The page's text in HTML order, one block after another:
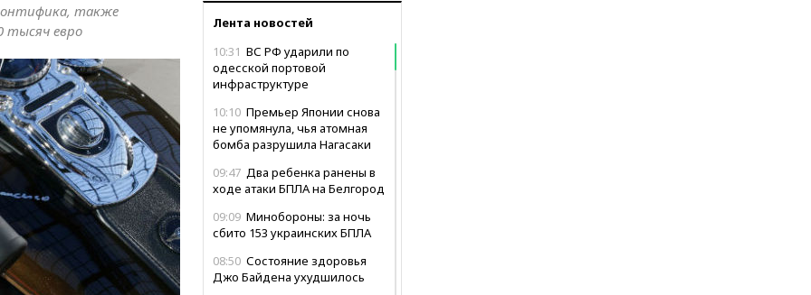
Лента новостей
10:31 ВС РФ ударили по
одесской портовой
инфраструктуре
10:10 Премьер Японии снова
не упомянула, чья атомная
бомба разрушила Нагасаки
09:47 Два ребенка ранены в
ходе атаки БПЛА на Белгород
09:09 Минобороны: за ночь
сбито 153 украинских БПЛА
08:50 Состояние здоровья
Джо Байдена ухудшилось
также
тысяч евро